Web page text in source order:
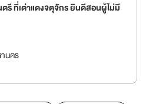
รี ที่เต่าแดงจตุจักร ยินดีสอนผู้ไม่มี
นคร